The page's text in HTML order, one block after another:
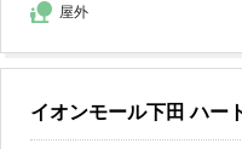
屋外
イオンモール下田 ハー